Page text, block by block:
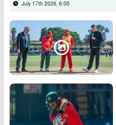
July 17th 2026, 6:00